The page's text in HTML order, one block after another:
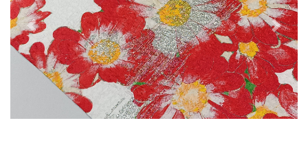
Previous Next